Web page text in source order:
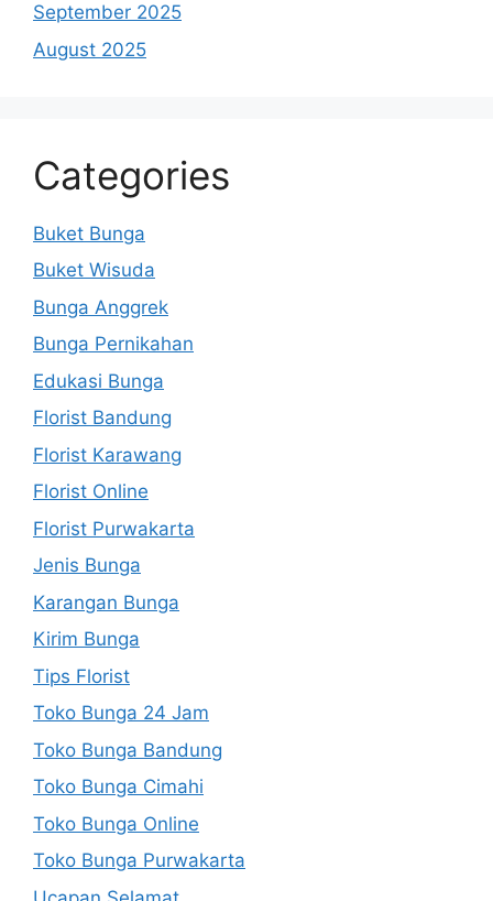
September 2025
August 2025
Categories
Buket Bunga
Buket Wisuda
Bunga Anggrek
Bunga Pernikahan
Edukasi Bunga
Florist Bandung
Florist Karawang
Florist Online
Florist Purwakarta
Jenis Bunga
Karangan Bunga
Kirim Bunga
Tips Florist
Toko Bunga 24 Jam
Toko Bunga Bandung
Toko Bunga Cimahi
Toko Bunga Online
Toko Bunga Purwakarta